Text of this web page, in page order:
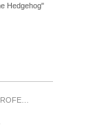
Hedgehog"